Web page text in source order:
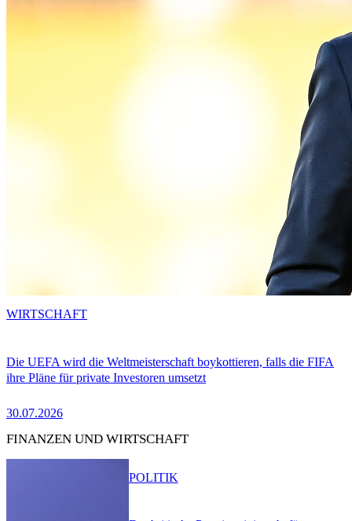
Die UEFA wird die Weltmeisterschaft boykottieren, falls die FIFA
ihre Pläne für private Investoren umsetzt
30.07.2026
WIRTSCHAFT
FINANZEN UND WIRTSCHAFT
POLITIK